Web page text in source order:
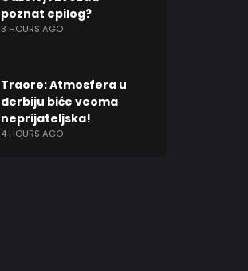
poznat epilog?
3 HOURS AGO
Traore: Atmosfera u
derbiju biće veoma
neprijateljska!
4 HOURS AGO